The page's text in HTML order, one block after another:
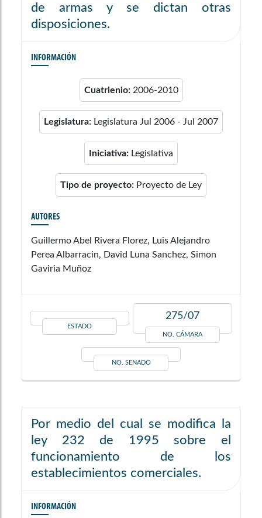
de armas y se dictan otras
disposiciones.
INFORMACIÓN
Cuatrienio: 2006-2010
Legislatura: Legislatura Jul 2006 - Jul 2007
Iniciativa: Legislativa
Tipo de proyecto: Proyecto de Ley
AUTORES
Guillermo Abel Rivera Florez, Luis Alejandro
Perea Albarracin, David Luna Sanchez, Simon
Gaviria Muñoz
ESTADO
275/07
NO. CÁMARA
NO. SENADO
Por medio del cual se modifica la
ley 232 de 1995 sobre el
funcionamiento de los
establecimientos comerciales.
INFORMACIÓN